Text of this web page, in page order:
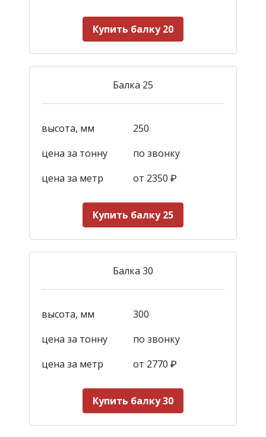
Купить балку 20
Балка 25
высота, мм
250
цена за тонну
по звонку
цена за метр
от 2350 ₽
Купить балку 25
Балка 30
высота, мм
300
цена за тонну
по звонку
цена за метр
от 2770 ₽
Купить балку 30